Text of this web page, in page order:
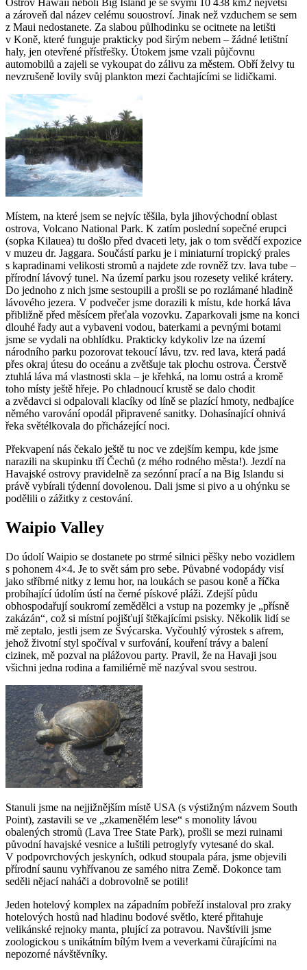
Ostrov Hawaii neboli Big Island je se svými 10 438 km2 největší
a zároveň dal název celému souostroví. Jinak než vzduchem se sem
z Maui nedostanete. Za slabou půlhodinku se ocitnete na letišti
v Koně, které funguje prakticky pod širým nebem – žádné letištní
haly, jen otevřené přístřešky. Útokem jsme vzali půjčovnu
automobilů a zajeli se vykoupat do zálivu za městem. Obří želvy tu
nevzrušeně lovily svůj plankton mezi čachtajícími se lidičkami.
Místem, na které jsem se nejvíc těšila, byla jihovýchodní oblast
ostrova, Volcano National Park. K zatím poslední sopečné erupci
(sopka Kilauea) tu došlo před dvaceti lety, jak o tom svědčí expozice
v muzeu dr. Jaggara. Součástí parku je i miniaturní tropický prales
s kapradinami velikosti stromů a najdete zde rovněž tzv. lava tube –
přírodní lávový tunel. Na území parku jsou rozesety veliké krátery.
Do jednoho z nich jsme sestoupili a prošli se po rozlámané hladině
lávového jezera. V podvečer jsme dorazili k místu, kde horká láva
přibližně před měsícem přeťala vozovku. Zaparkovali jsme na konci
dlouhé řady aut a vybaveni vodou, baterkami a pevnými botami
jsme se vydali na obhlídku. Prakticky kdykoliv lze na území
národního parku pozorovat tekoucí lávu, tzv. red lava, která padá
přes okraj útesu do oceánu a zvětšuje tak plochu ostrova. Čerstvě
ztuhlá láva má vlastnosti skla – je křehká, na lomu ostrá a kromě
toho místy ještě hřeje. Po chladnoucí krustě se dalo chodit
a zvědavci si odpalovali klacíky od líně se plazící hmoty, nedbajíce
němého varování opodál připravené sanitky. Dohasínající ohnivá
řeka světélkovala do přicházející noci.
Překvapení nás čekalo ještě tu noc ve zdejším kempu, kde jsme
narazili na skupinku tří Čechů (z mého rodného města!). Jezdí na
Havajské ostrovy pravidelně za sezónní prací a na Big Islandu si
právě vybírali týdenní dovolenou. Dali jsme si pivo a u ohýnku se
podělili o zážitky z cestování.
Waipio Valley
Do údolí Waipio se dostanete po strmé silnici pěšky nebo vozidlem
s pohonem 4×4. Je to svět sám pro sebe. Půvabné vodopády visí
jako stříbrné nitky z lemu hor, na loukách se pasou koně a říčka
probíhající údolím ústí na černé pískové pláži. Zdejší půdu
obhospodařují soukromí zemědělci a vstup na pozemky je „přísně
zakázán“, což si místní pojišťují štěkajícími psisky. Několik lidí se
mě zeptalo, jestli jsem ze Švýcarska. Vyčouhlý výrostek s afrem,
jehož životní styl spočíval v surfování, kouření trávy a balení
cizinek, mě pozval na plážovou party. Pravil, že na Havaji jsou
všichni jedna rodina a familiérně mě nazýval svou sestrou.
Stanuli jsme na nejjižnějším místě USA (s výstižným názvem South
Point), zastavili se ve „zkamenělém lese“ s monolity lávou
obalených stromů (Lava Tree State Park), prošli se mezi ruinami
původní havajské vesnice a luštili petroglyfy vytesané do skal.
V podpovrchových jeskyních, odkud stoupala pára, jsme objevili
přírodní saunu vyhřívanou ze samého nitra Země. Dokonce tam
seděli nějací naháči a dobrovolně se potili!
Jeden hotelový komplex na západním pobřeží instaloval pro zraky
hotelových hostů nad hladinu bodové světlo, které přitahuje
velikánské rejnoky manta, plující za potravou. Navštívili jsme
zoologickou s unikátním bílým lvem a veverkami čůrajícími na
nepozorné návštěvníky.